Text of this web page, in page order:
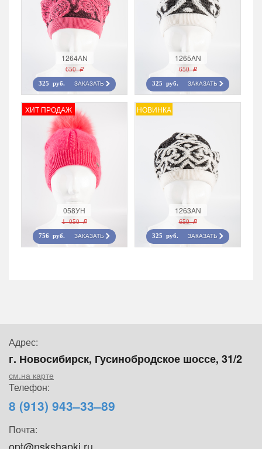
1264AN
650 r
325 руб. ЗАКАЗАТЬ
1265AN
650 r
325 руб. ЗАКАЗАТЬ
ХИТ ПРОДАЖ
058УН
1 050 r
756 руб. ЗАКАЗАТЬ
НОВИНКА
1263AN
650 r
325 руб. ЗАКАЗАТЬ
Адрес:
г. Новосибирск, Гусинобродское шоссе, 31/2
см.на карте
Телефон:
8 (913) 943–33–89
Почта: